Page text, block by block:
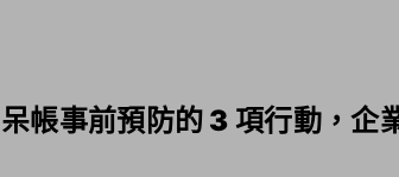
呆帳事前預防的 3 項行動，企